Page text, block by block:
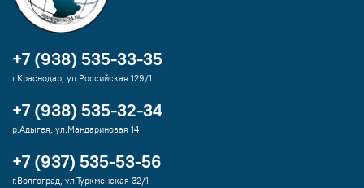
+7 (938) 535-33-35
г.Краснодар, ул.Российская 129/1
+7 (938) 535-32-34
р.Адыгея, ул.Мандариновая 14
+7 (937) 535-53-56
г.Волгоград, ул.Туркменская 32/1